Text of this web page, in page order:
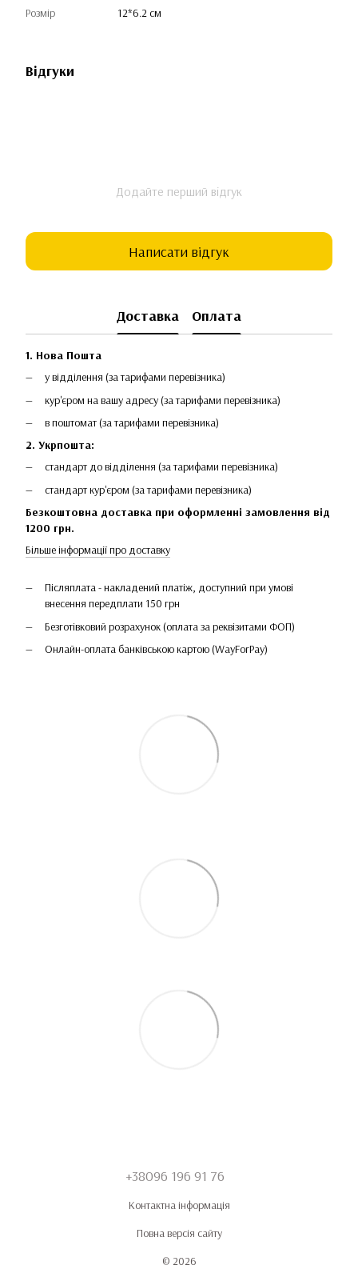
Розмір
12*6.2 см
Відгуки
Додайте перший відгук
Написати відгук
Доставка Оплата
1. Нова Пошта
у відділення (за тарифами перевізника)
кур'єром на вашу адресу (за тарифами перевізника)
в поштомат (за тарифами перевізника)
2. Укрпошта:
стандарт до відділення (за тарифами перевізника)
стандарт кур'єром (за тарифами перевізника)
Безкоштовна доставка при оформленні замовлення від
1200 грн.
Більше інформації про доставку
Післяплата - накладений платіж, доступний при умові
внесення передплати 150 грн
Безготівковий розрахунок (оплата за реквізитами ФОП)
Онлайн-оплата банківською картою (WayForPay)
+38096 196 91 76
Контактна інформація
Повна версія сайту
© 2026